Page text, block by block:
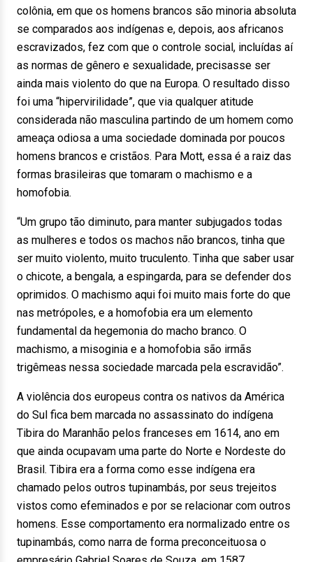
colônia, em que os homens brancos são minoria absoluta
se comparados aos indígenas e, depois, aos africanos
escravizados, fez com que o controle social, incluídas aí
as normas de gênero e sexualidade, precisasse ser
ainda mais violento do que na Europa. O resultado disso
foi uma “hipervirilidade”, que via qualquer atitude
considerada não masculina partindo de um homem como
ameaça odiosa a uma sociedade dominada por poucos
homens brancos e cristãos. Para Mott, essa é a raiz das
formas brasileiras que tomaram o machismo e a
homofobia.
“Um grupo tão diminuto, para manter subjugados todas
as mulheres e todos os machos não brancos, tinha que
ser muito violento, muito truculento. Tinha que saber usar
o chicote, a bengala, a espingarda, para se defender dos
oprimidos. O machismo aqui foi muito mais forte do que
nas metrópoles, e a homofobia era um elemento
fundamental da hegemonia do macho branco. O
machismo, a misoginia e a homofobia são irmãs
trigêmeas nessa sociedade marcada pela escravidão”.
A violência dos europeus contra os nativos da América
do Sul fica bem marcada no assassinato do indígena
Tibira do Maranhão pelos franceses em 1614, ano em
que ainda ocupavam uma parte do Norte e Nordeste do
Brasil. Tibira era a forma como esse indígena era
chamado pelos outros tupinambás, por seus trejeitos
vistos como efeminados e por se relacionar com outros
homens. Esse comportamento era normalizado entre os
tupinambás, como narra de forma preconceituosa o